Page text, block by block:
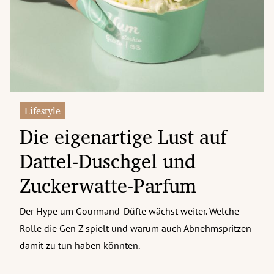
Untermenü
Untermenü
Untermenü
Untermenü
Untermenü
Untermenü
Untermenü
Lifestyle
Die eigenartige Lust auf
Dattel-Duschgel und
Zuckerwatte-Parfum
Der Hype um Gourmand-Düfte wächst weiter. Welche
Rolle die Gen Z spielt und warum auch Abnehmspritzen
damit zu tun haben könnten.